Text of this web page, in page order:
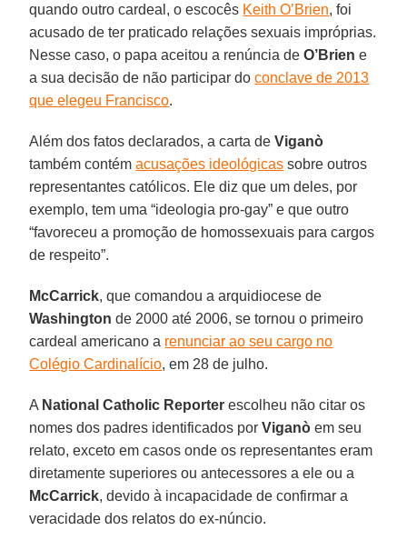
quando outro cardeal, o escocês Keith O’Brien, foi
acusado de ter praticado relações sexuais impróprias.
Nesse caso, o papa aceitou a renúncia deO’Brien e
a sua decisão de não participar doconclave de 2013
que elegeu Francisco.
Além dos fatos declarados, a carta deViganò
também contémacusações ideológicas sobre outros
representantes católicos. Ele diz que um deles, por
exemplo, tem uma “ideologia pro-gay” e que outro
“favoreceu a promoção de homossexuais para cargos
de respeito”.
McCarrick, que comandou a arquidiocese de
Washington de 2000 até 2006, se tornou o primeiro
cardeal americano a renunciar ao seu cargo no
Colégio Cardinalício, em 28 de julho.
A National Catholic Reporter escolheu não citar os
nomes dos padres identificados porViganò em seu
relato, exceto em casos onde os representantes eram
diretamente superiores ou antecessores a ele ou a
McCarrick, devido à incapacidade de confirmar a
veracidade dos relatos do ex-núncio.